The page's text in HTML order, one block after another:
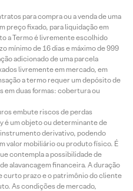
para compra ou a venda de uma
preço fixado, para liquidação em
a Termo é livremente escolhido
mínimo de 16 dias e máximo de 999
adicionado de uma parcela
livremente em mercado, em
a termo requer um depósito de
em duas formas: cobertura ou
embute riscos de perdas
é um objeto ou determinante de
derivativo, podendo
valor mobiliário ou produto físico. É
contempla a possibilidade de
alavancagem financeira. A duração
curto prazo e o patrimônio do cliente
As condições de mercado,